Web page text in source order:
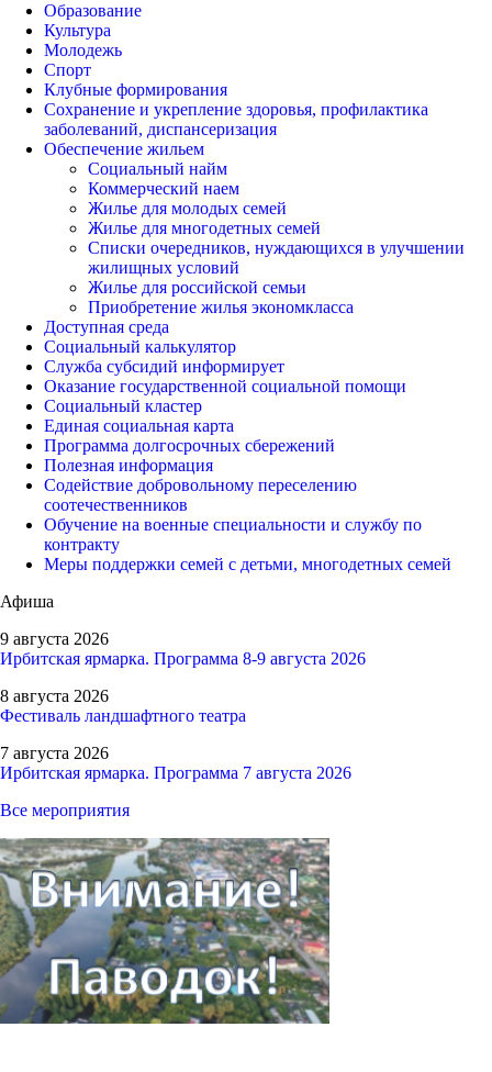
Образование
Культура
Молодежь
Спорт
Клубные формирования
Сохранение и укрепление здоровья, профилактика
заболеваний, диспансеризация
Обеспечение жильем
Социальный найм
Коммерческий наем
Жилье для молодых семей
Жилье для многодетных семей
Списки очередников, нуждающихся в улучшении
жилищных условий
Жилье для российской семьи
Приобретение жилья экономкласса
Доступная среда
Социальный калькулятор
Служба субсидий информирует
Оказание государственной социальной помощи
Социальный кластер
Единая социальная карта
Программа долгосрочных сбережений
Полезная информация
Содействие добровольному переселению
соотечественников
Обучение на военные специальности и службу по
контракту
Меры поддержки семей с детьми, многодетных семей
Афиша
9 августа 2026
Ирбитская ярмарка. Программа 8-9 августа 2026
8 августа 2026
Фестиваль ландшафтного театра
7 августа 2026
Ирбитская ярмарка. Программа 7 августа 2026
Все мероприятия